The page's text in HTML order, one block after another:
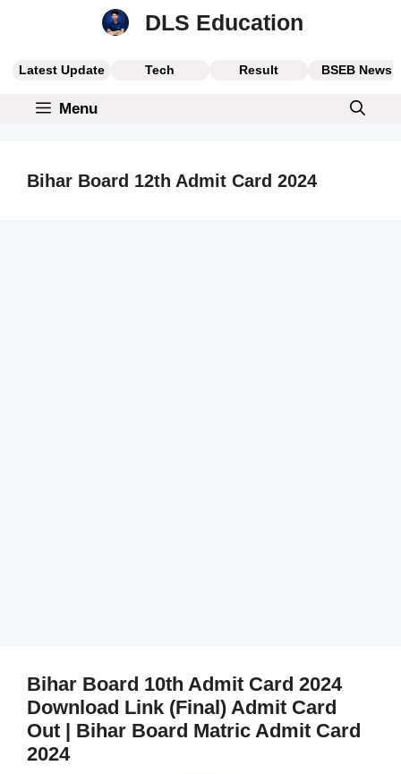
DLS Education
Latest Update Tech Result BSEB News
Menu
Bihar Board 12th Admit Card 2024
Bihar Board 10th Admit Card 2024
Download Link (Final) Admit Card
Out | Bihar Board Matric Admit Card
2024